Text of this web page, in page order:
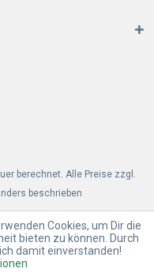
berechnet. Alle Preise zzgl.
beschrieben
Cookies, um Dir die
bieten zu können. Durch
damit einverstanden!